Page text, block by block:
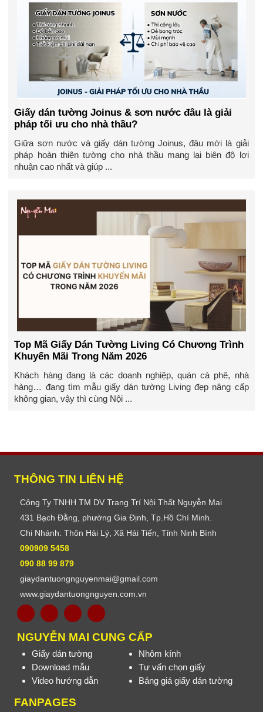
Giấy dán tường Joinus & sơn nước đâu là giải
pháp tối ưu cho nhà thầu?
Giữa sơn nước và giấy dán tường Joinus, đâu mới là giải
pháp hoàn thiện tường cho nhà thầu mang lại biên độ lợi
nhuận cao nhất và giúp ...
Top Mã Giấy Dán Tường Living Có Chương Trình
Khuyến Mãi Trong Năm 2026
Khách hàng đang là các doanh nghiệp, quán cà phê, nhà
hàng… đang tìm mẫu giấy dán tường Living đẹp nâng cấp
không gian, vậy thì cùng Nội ...
THÔNG TIN LIÊN HỆ
Công Ty TNHH TM DV Trang Trí Nội Thất Nguyễn Mai
431 Bạch Đằng, phường Gia Định, Tp.Hồ Chí Minh.
Chi Nhánh: Thôn Hải Lý, Xã Hải Tiến, Tỉnh Ninh Bình
090909 5458
090 88 99 879
giaydantuongnguyenmai@gmail.com
www.giaydantuongnguyen.com.vn
NGUYỄN MAI CUNG CẤP
Giấy dán tường
Nhôm kính
Download mẫu
Tư vấn chọn giấy
Video hướng dẫn
Bảng giá giấy dán tường
FANPAGES